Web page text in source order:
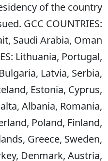
of the country
GCC COUNTRIES:
Saudi Arabia, Oman
Lithuania, Portugal,
Latvia, Serbia,
Estonia, Cyprus,
Albania, Romania,
Poland, Finland,
Greece, Sweden,
Denmark, Austria,